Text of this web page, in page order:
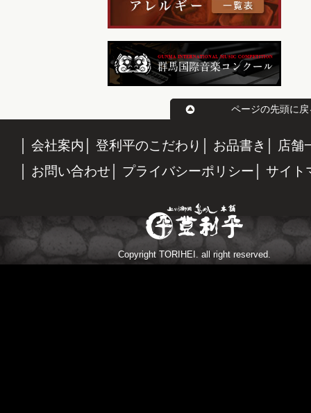
ページの先頭に戻
会社案内 登利平のこだわり お品書き
店舗
お問い合わせ
プライバシーポリシー サイト
Copyright TORIHEI. all right reserved.